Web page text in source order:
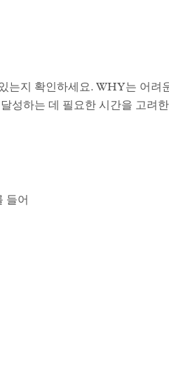
는지 확인하세요. WHY는 어려
성하는 데 필요한 시간을 고려한
들어